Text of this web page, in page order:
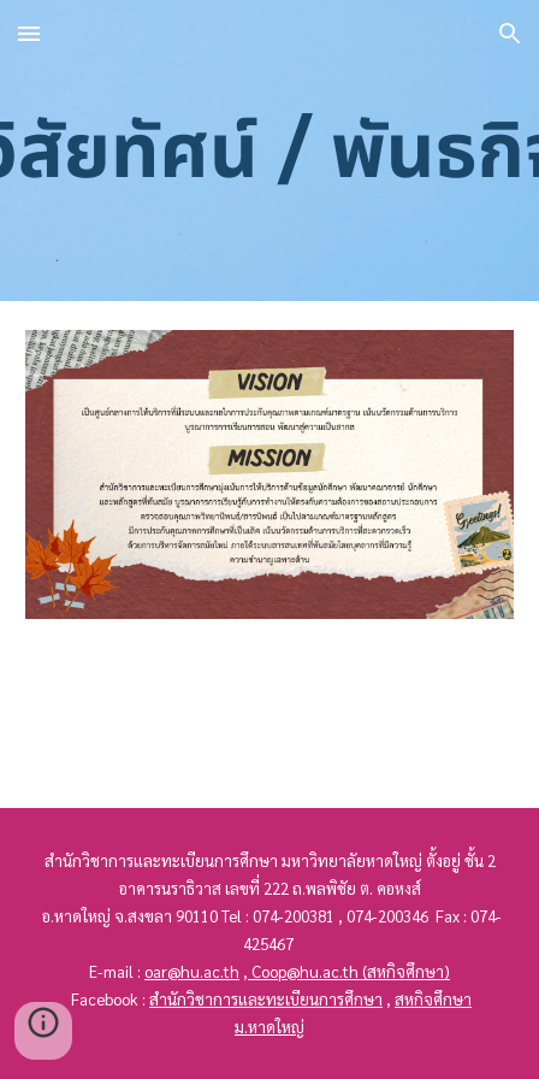
Skip to main content Skip to navigation
สำนักวิชาการและทะเบียนการศึกษา มหาวิทยาลัยหาดใหญ่ ตั้งอยู่ ชั้น 2
อาคารนราธิวาส เลขที่ 222 ถ.พลพิชัย ต. คอหงส์
อ.หาดใหญ่ จ.สงขลา 90110 Tel : 074-200381 , 074-200346 Fax : 074-
425467
E-mail : oar@hu.ac.th , Coop@hu.ac.th (สหกิจศึกษา)
Facebook : สำนักวิชาการและทะเบียนการศึกษา , สหกิจศึกษา
ม.หาดใหญ่